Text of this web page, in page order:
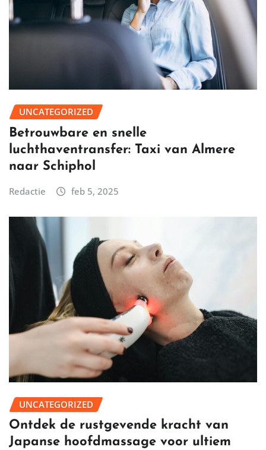
UNCATEGORIZED
Betrouwbare en snelle
luchthaventransfer: Taxi van Almere
naar Schiphol
Redactie feb 5, 2025
UNCATEGORIZED
Ontdek de rustgevende kracht van
Japanse hoofdmassage voor ultiem